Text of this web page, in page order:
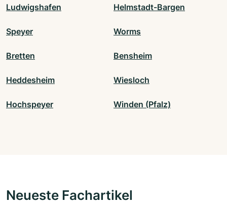
Ludwigshafen Helmstadt-Bargen
Speyer Worms
Bretten Bensheim
Heddesheim Wiesloch
Hochspeyer Winden (Pfalz)
Neueste Fachartikel